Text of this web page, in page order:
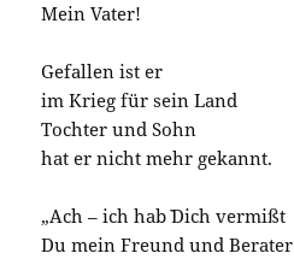
Mein Vater!
Gefallen ist er
im Krieg für sein Land
Tochter und Sohn
hat er nicht mehr gekannt.
„Ach – ich hab` Dich vermißt
Du mein Freund und Berater